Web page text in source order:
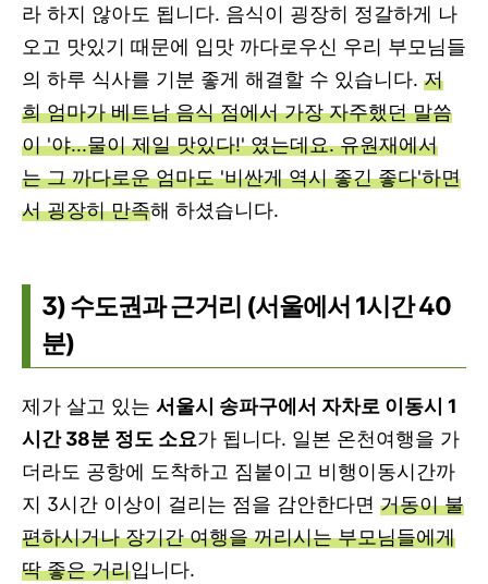
라 하지 않아도 됩니다. 음식이 굉장히 정갈하게 나
오고 맛있기 때문에 입맛 까다로우신 우리 부모님들
의 하루 식사를 기분 좋게 해결할 수 있습니다. 저
희 엄마가 베트남 음식 점에서 가장 자주했던 말씀
이 '야...물이 제일 맛있다!' 였는데요. 유원재에서
는 그 까다로운 엄마도 '비싼게 역시 좋긴 좋다'하면
서 굉장히 만족해 하셨습니다.
3) 수도권과 근거리 (서울에서 1시간 40
분)
제가 살고 있는 서울시 송파구에서 자차로 이동시 1
시간 38분 정도 소요가 됩니다. 일본 온천여행을 가
더라도 공항에 도착하고 짐붙이고 비행이동시간까
지 3시간 이상이 걸리는 점을 감안한다면 거동이 불
편하시거나 장기간 여행을 꺼리시는 부모님들에게
딱 좋은 거리입니다.